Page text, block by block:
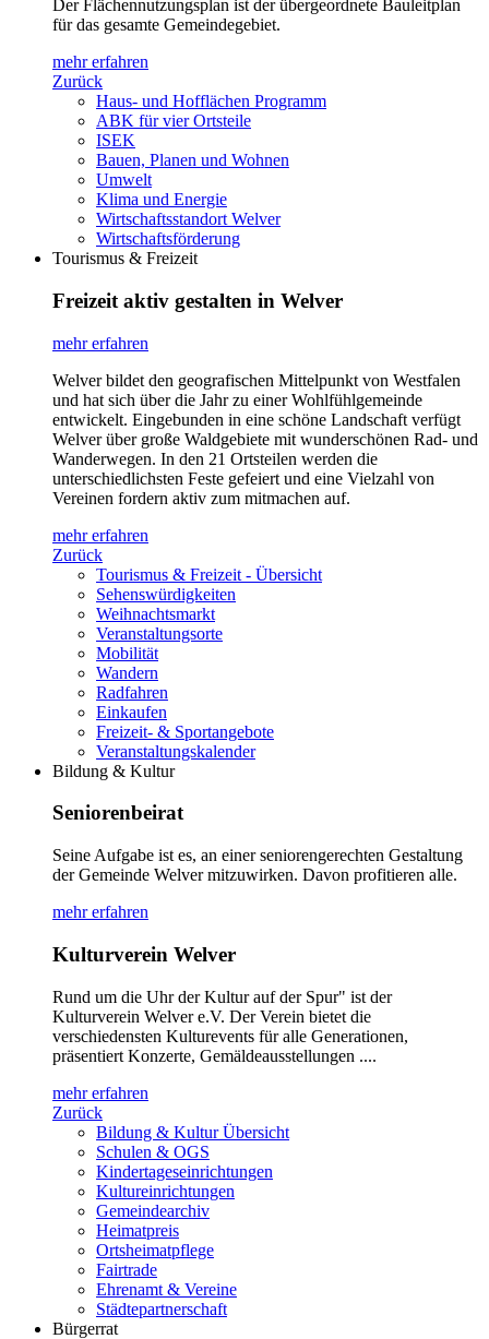
Der Flächennutzungsplan ist der übergeordnete Bauleitplan
für das gesamte Gemeindegebiet.
mehr erfahren
Zurück
Haus- und Hofflächen Programm
ABK für vier Ortsteile
ISEK
Bauen, Planen und Wohnen
Umwelt
Klima und Energie
Wirtschaftsstandort Welver
Wirtschaftsförderung
Tourismus & Freizeit
Freizeit aktiv gestalten in Welver
mehr erfahren
Welver bildet den geografischen Mittelpunkt von Westfalen
und hat sich über die Jahr zu einer Wohlfühlgemeinde
entwickelt. Eingebunden in eine schöne Landschaft verfügt
Welver über große Waldgebiete mit wunderschönen Rad- und
Wanderwegen. In den 21 Ortsteilen werden die
unterschiedlichsten Feste gefeiert und eine Vielzahl von
Vereinen fordern aktiv zum mitmachen auf.
mehr erfahren
Zurück
Tourismus & Freizeit - Übersicht
Sehenswürdigkeiten
Weihnachtsmarkt
Veranstaltungsorte
Mobilität
Wandern
Radfahren
Einkaufen
Freizeit- & Sportangebote
Veranstaltungskalender
Bildung & Kultur
Seniorenbeirat
Seine Aufgabe ist es, an einer seniorengerechten Gestaltung
der Gemeinde Welver mitzuwirken. Davon profitieren alle.
mehr erfahren
Kulturverein Welver
Rund um die Uhr der Kultur auf der Spur" ist der
Kulturverein Welver e.V. Der Verein bietet die
verschiedensten Kulturevents für alle Generationen,
präsentiert Konzerte, Gemäldeausstellungen ....
mehr erfahren
Zurück
Bildung & Kultur Übersicht
Schulen & OGS
Kindertageseinrichtungen
Kultureinrichtungen
Gemeindearchiv
Heimatpreis
Ortsheimatpflege
Fairtrade
Ehrenamt & Vereine
Städtepartnerschaft
Bürgerrat